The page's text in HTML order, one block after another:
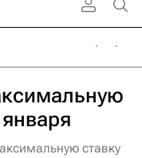
ставку